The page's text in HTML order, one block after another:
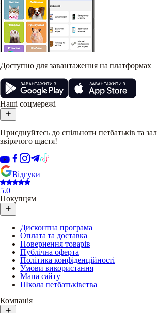
Доступно для завантаження на платформах
Наші соцмережі
Приєднуйтесь до спільноти петбатьків та
звірячого щастя!
Відгуки
5.0
Покупцям
Дисконтна програма
Оплата та доставка
Повернення товарів
Публічна оферта
Політика конфіденційності
Умови використання
Мапа сайту
Школа петбатьківства
Компанія